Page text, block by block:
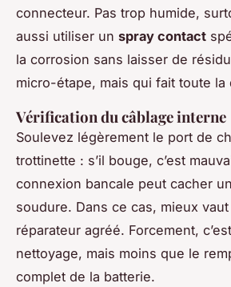
connecteur. Pas trop humide,
aussi utiliser un spray contact
la corrosion sans laisser de
micro-étape, mais qui fait toute la
Vérification du câblage interne
Soulevez légèrement le port de
trottinette : s’il bouge, c’est
connexion bancale peut cacher
soudure. Dans ce cas, mieux
réparateur agréé. Forcement,
nettoyage, mais moins que le
complet de la batterie.